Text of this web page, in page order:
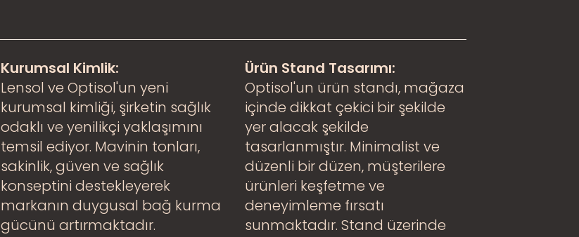
Kurumsal Kimlik:
Lensol ve Optisol'un yeni
kurumsal kimliği, şirketin sağlık
odaklı ve yenilikçi yaklaşımını
temsil ediyor. Mavinin tonları,
sakinlik, güven ve sağlık
konseptini destekleyerek
markanın duygusal bağ kurma
gücünü artırmaktadır.
Ürün Stand Tasarımı:
Optisol'un ürün standı, mağaza
içinde dikkat çekici bir şekilde
yer alacak şekilde
tasarlanmıştır. Minimalist ve
düzenli bir düzen, müşterilere
ürünleri keşfetme ve
deneyimleme fırsatı
sunmaktadır. Stand üzerinde